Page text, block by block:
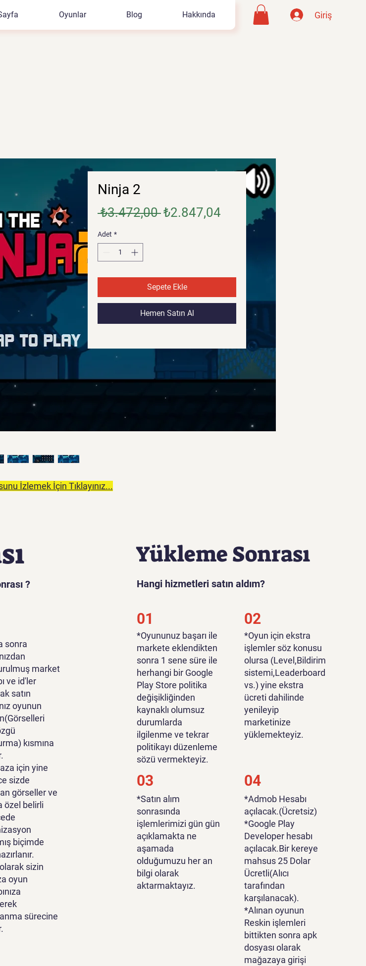
Oyunlar Blog Hakkında Giriş
Ninja 2
₺3.472,00 Normal
₺2.847,04 İndirimli
Fiyat
Adet *
Sepete Ekle
Hemen Satın Al
İzlemek İçin Tıklayınız...
?
sonra
market
ve id'ler
satın
oyunun
kısmına
için yine
sizde
görseller ve
özel belirli
biçimde
sizin
oyun
sürecine
Yükleme Sonrası
Hangi hizmetleri satın aldım?
01
​*Oyununuz başarı ile
markete eklendikten
sonra 1 sene süre ile
herhangi bir Google
Play Store politika
değişikliğinden
kaynaklı olumsuz
durumlarda
ilgilenme ve tekrar
politikayı düzenleme
sözü vermekteyiz.
03
*Satın alım
sonrasında
işlemlerimizi gün gün
açıklamakta ne
aşamada
olduğumuzu her an
bilgi olarak
aktarmaktayız.
02
*Oyun için ekstra
işlemler söz konusu
olursa (Level,Bildirim
sistemi,Leaderboard
vs.) yine ekstra
ücreti dahilinde
yenileyip
marketinize
yüklemekteyiz.
04
*Admob Hesabı
açılacak.(Ücretsiz)
*Google Play
Developer hesabı
açılacak.Bir kereye
mahsus 25 Dolar
Ücretli(Alıcı
tarafından
karşılanacak).
*Alınan oyunun
Reskin işlemleri
bittikten sonra apk
dosyası olarak
mağazaya girişi